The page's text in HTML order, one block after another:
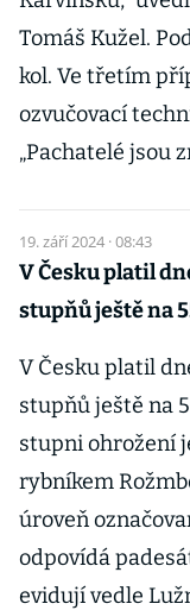
Tomáš Kužel.
kol. Ve třetím
ozvučovací
„Pachatelé jsou
19. září 2024 · 08:43
V Česku platil
stupňů ještě na
V Česku platil
stupňů ještě na
stupni ohrožení
rybníkem
úroveň
odpovídá
evidují vedle